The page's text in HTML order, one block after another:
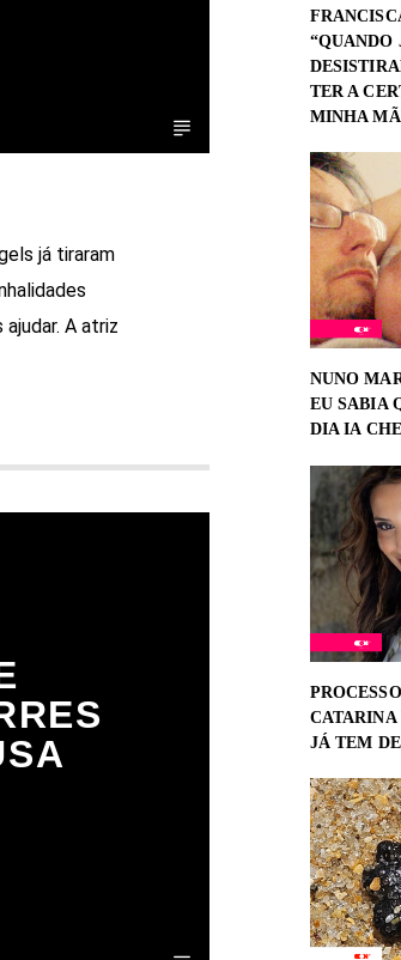
já tiraram
A atriz
“QUANDO
TER A
MINHA
NUNO
EU SABIA
DIA IA
JÁ TEM